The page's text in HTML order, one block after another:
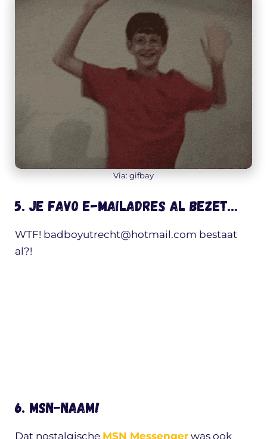
Via: gifbay
5. Je favo e-mailadres al bezet…
WTF! badboyutrecht@hotmail.com bestaat
al?!
6. MSN-naam!
Dat nostalgische MSN Messenger was ook